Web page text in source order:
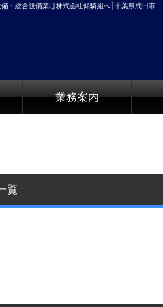
総合設備業は株式会社傾騎組へ│千葉県成田市
業務案内
覧